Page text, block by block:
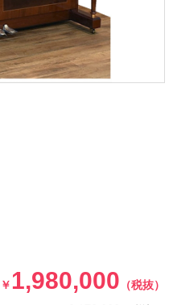
￥ 1,980,000 （税抜）